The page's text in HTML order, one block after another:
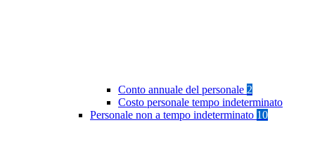
Conto annuale del personale 2
Costo personale tempo indeterminato
Personale non a tempo indeterminato 10